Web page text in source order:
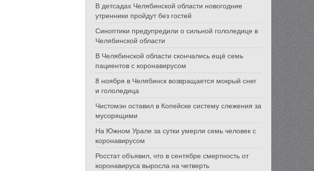
В детсадах Челябинской области новогодние
утренники пройдут без гостей
Синоптики предупредили о сильной гололедице в
Челябинской области
В Челябинской области скончались ещё семь
пациентов с коронавирусом
8 ноября в Челябинск возвращается мокрый снег
и гололедица
Чистомэн оставил в Копейске систему слежения за
мусорящими
На Южном Урале за сутки умерли семь человек с
коронавирусом
Росстат объявил, что в сентябре смертность от
коронавируса выросла на четверть